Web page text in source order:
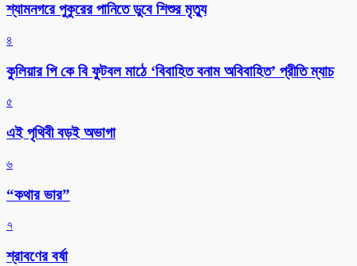
শ্যামনগরে পুকুরের পানিতে ডুবে শিশুর মৃত্যু
৪
কুলিয়ার পি কে বি ফুটবল মাঠে ‘বিবাহিত বনাম অবিবাহিত’ প্রীতি ম্যাচ
৫
এই পৃথিবী বড়ই অভাগা
৬
“কথার ভার”
৭
শ্রাবণের বর্ষা